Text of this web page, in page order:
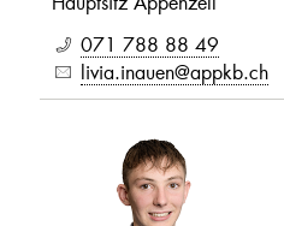
071 788 88 49
livia.inauen@appkb.ch